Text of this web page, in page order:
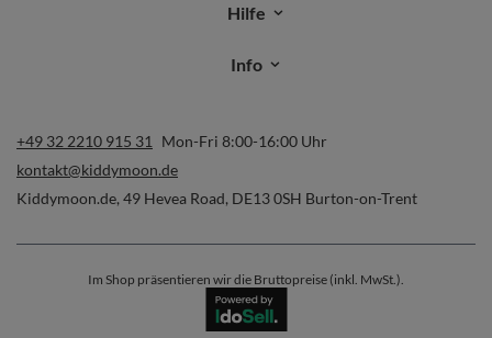
Hilfe
Info
+49 32 2210 915 31
Mon-Fri 8:00-16:00 Uhr
kontakt@kiddymoon.de
Kiddymoon.de, 49 Hevea Road, DE13 0SH Burton-on-Trent
Im Shop präsentieren wir die Bruttopreise (inkl. MwSt.).